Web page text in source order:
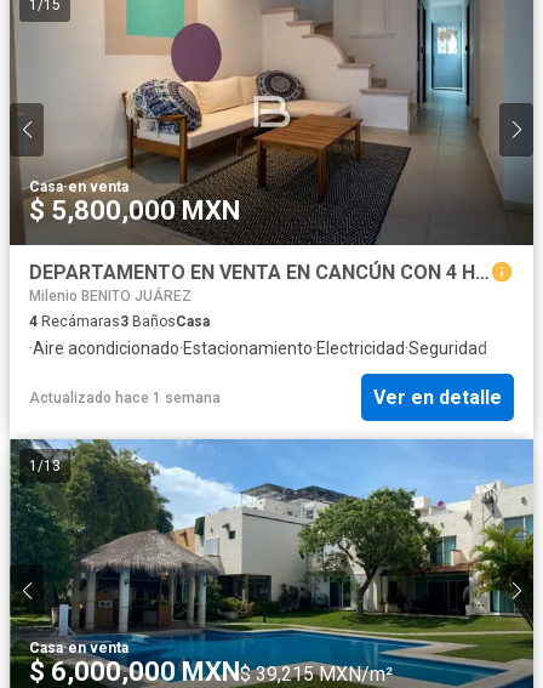
1 /15
Casa·en venta
$ 5,800,000 MXN
DEPARTAMENTO EN VENTA EN CANCÚN CON 4 HABITACIONES
Milenio BENITO JUÁREZ
4 Recámaras3 BañosCasa
·Aire acondicionado·Estacionamiento·Electricidad·Seguridad
Actualizado hace 1 semana Ver en detalle
1 /13
Casa·en venta
$ 6,000,000 MXN$ 39,215 MXN/m²